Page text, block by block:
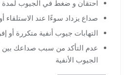
احتقان و ضغط في الجيوب لمدة تزيد
صداع يزداد سوءًا عند الاستلقاء أو
التهابات جيوب أنفية متكررة أو
عدم التأكد من سبب صداعك بين
الجيوب الأنفية